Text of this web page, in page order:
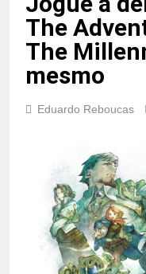
The
The
mesmo
Eduardo Reboucas